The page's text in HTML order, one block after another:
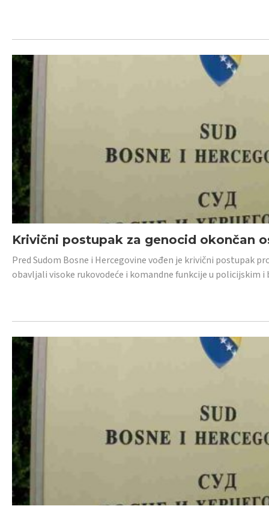
Krivični postupak za genocid okončan
Pred Sudom Bosne i Hercegovine vođen je krivični postupak
obavljali visoke rukovodeće i komandne funkcije u policijskim